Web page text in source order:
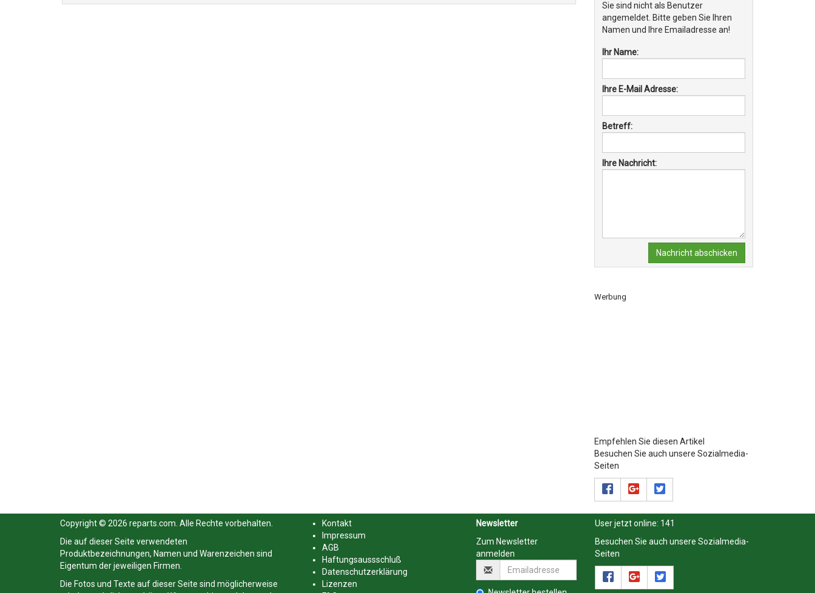
Sie sind nicht als Benutzer
angemeldet. Bitte geben Sie Ihren
Namen und Ihre Emailadresse an!
Ihr Name:
Ihre E-Mail Adresse:
Betreff:
Ihre Nachricht:
Nachricht abschicken
Werbung
Empfehlen Sie diesen Artikel
Besuchen Sie auch unsere Sozialmedia-
Seiten
Copyright © 2026 reparts.com. Alle Rechte vorbehalten.
Die auf dieser Seite verwendeten
Produktbezeichnungen, Namen und Warenzeichen sind
Eigentum der jeweiligen Firmen.
Die Fotos und Texte auf dieser Seite sind möglicherweise
Kontakt
Impressum
AGB
Haftungsaussschluß
Datenschutzerklärung
Lizenzen
Newsletter
Zum Newsletter
anmelden
User jetzt online: 141
Besuchen Sie auch unsere Sozialmedia-
Seiten